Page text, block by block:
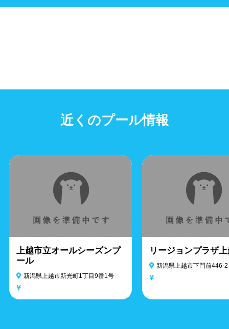
近くのプール情報
上越市立オールシーズンプ
ール
新潟県上越市新光町1丁目9番1号
リージョンプラザ
新潟県上越市下門前446-2